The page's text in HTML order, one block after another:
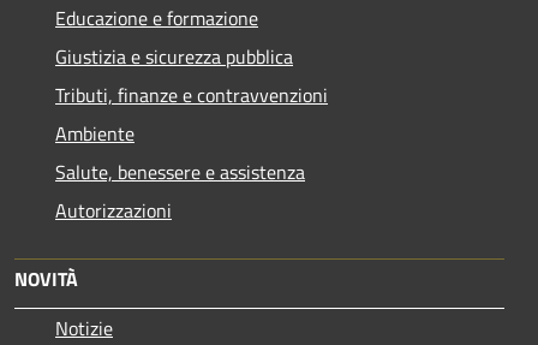
Educazione e formazione
Giustizia e sicurezza pubblica
Tributi, finanze e contravvenzioni
Ambiente
Salute, benessere e assistenza
Autorizzazioni
NOVITÀ
Notizie